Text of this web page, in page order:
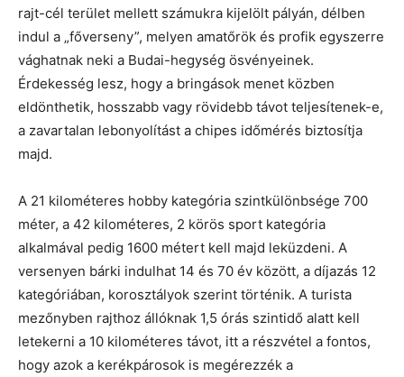
rajt-cél terület mellett számukra kijelölt pályán, délben
indul a „főverseny”, melyen amatőrök és profik egyszerre
vághatnak neki a Budai-hegység ösvényeinek.
Érdekesség lesz, hogy a bringások menet közben
eldönthetik, hosszabb vagy rövidebb távot teljesítenek-e,
a zavartalan lebonyolítást a chipes időmérés biztosítja
majd.
A 21 kilométeres hobby kategória szintkülönbsége 700
méter, a 42 kilométeres, 2 körös sport kategória
alkalmával pedig 1600 métert kell majd leküzdeni. A
versenyen bárki indulhat 14 és 70 év között, a díjazás 12
kategóriában, korosztályok szerint történik. A turista
mezőnyben rajthoz állóknak 1,5 órás szintidő alatt kell
letekerni a 10 kilométeres távot, itt a részvétel a fontos,
hogy azok a kerékpárosok is megérezzék a